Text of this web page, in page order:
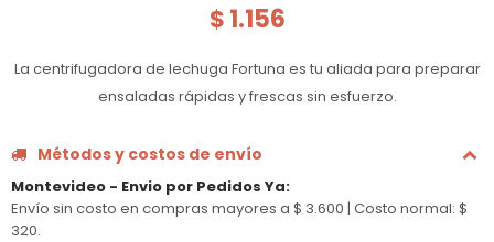
$ 1.156
La centrifugadora de lechuga Fortuna es tu aliada para preparar
ensaladas rápidas y frescas sin esfuerzo.
Métodos y costos de envío
Montevideo - Envio por Pedidos Ya:
Envío sin costo en compras mayores a $ 3.600 | Costo normal: $
320.